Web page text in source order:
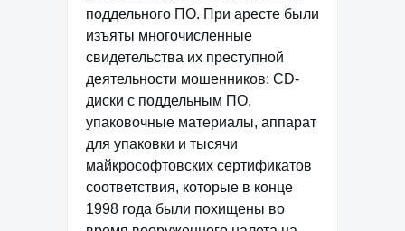
поддельного ПО. При аресте были
изъяты многочисленные
свидетельства их преступной
деятельности мошенников: CD-
диски с поддельным ПО,
упаковочные материалы, аппарат
для упаковки и тысячи
майкрософтовских сертификатов
соответствия, которые в конце
1998 года были похищены во